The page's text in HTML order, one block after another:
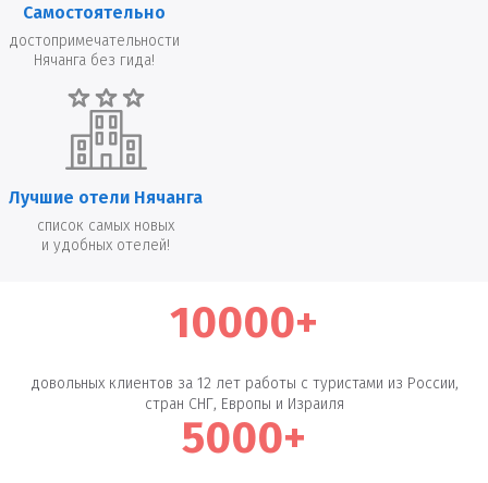
Самостоятельно
достопримечательности
Нячанга без гида!
Лучшие отели Нячанга
список самых новых
и удобных отелей!
10000+
довольных клиентов за 12 лет работы с туристами из России,
стран СНГ, Европы и Израиля
5000+